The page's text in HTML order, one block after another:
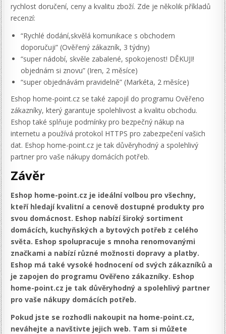
rychlost doručení, ceny a kvalitu zboží. Zde je několik příkladů
recenzí:
“Rychlé dodání,skvělá komunikace s obchodem
doporučuji” (Ověřený zákazník, 3 týdny)
“super nádobí, skvěle zabalené, spokojenost! DĚKUJI!
objednám si znovu” (Iren, 2 měsíce)
“super objednávám pravidelně” (Markéta, 2 měsíce)
Eshop home-point.cz se také zapojil do programu Ověřeno
zákazníky, který garantuje spolehlivost a kvalitu obchodu.
Eshop také splňuje podmínky pro bezpečný nákup na
internetu a používá protokol HTTPS pro zabezpečení vašich
dat. Eshop home-point.cz je tak důvěryhodný a spolehlivý
partner pro vaše nákupy domácích potřeb.
Závěr
Eshop home-point.cz je ideální volbou pro všechny,
kteří hledají kvalitní a cenově dostupné produkty pro
svou domácnost. Eshop nabízí široký sortiment
domácích, kuchyňských a bytových potřeb z celého
světa. Eshop spolupracuje s mnoha renomovanými
značkami a nabízí různé možnosti dopravy a platby.
Eshop má také vysoké hodnocení od svých zákazníků a
je zapojen do programu Ověřeno zákazníky. Eshop
home-point.cz je tak důvěryhodný a spolehlivý partner
pro vaše nákupy domácích potřeb.
Pokud jste se rozhodli nakoupit na home-point.cz,
neváhejte a navštivte jejich web. Tam si můžete